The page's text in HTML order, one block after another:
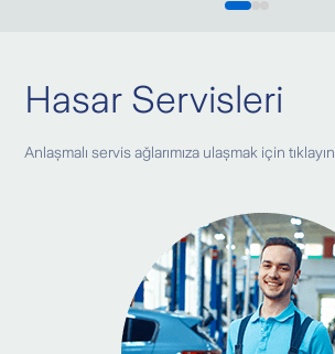
Hasar Servisleri
Anlaşmalı servis ağlarımıza ulaşmak için tıklayın.